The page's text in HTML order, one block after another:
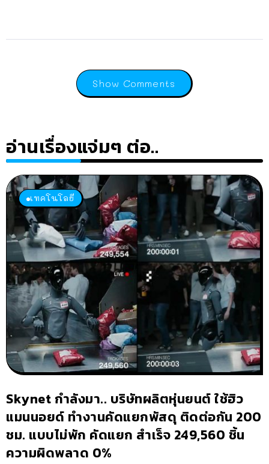
Show Comments
อ่านเรื่องแจ่มๆ ต่อ..
เทคโนโลยี
Skynet กำลังมา.. บริษัทผลิตหุ่นยนต์ ใช้ฮิว
แมนนอยด์ ทำงานคัดแยกพัสดุ ติดต่อกัน 200
ชม. แบบไม่พัก คัดแยก สำเร็จ 249,560 ชิ้น
ความผิดพลาด 0%